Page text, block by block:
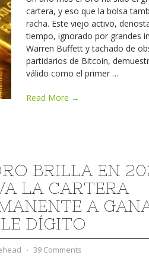
cartera, y eso que la bolsa
racha. Este viejo activo,
tiempo, ignorado por grandes
Warren Buffett y tachado de
partidarios de Bitcoin,
válido como el primer …
Read More →
BRILLA EN
LA CARTERA
A
DÍGITO
⋅ 39 Comments